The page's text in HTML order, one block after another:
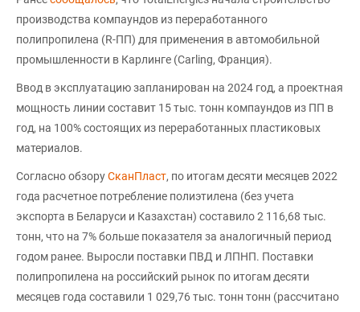
производства компаундов из переработанного
полипропилена (R-ПП) для применения в автомобильной
промышленности в Карлинге (Carling, Франция).
Ввод в эксплуатацию запланирован на 2024 год, а проектная
мощность линии составит 15 тыс. тонн компаундов из ПП в
год, на 100% состоящих из переработанных пластиковых
материалов.
Согласно обзоруСканПласт, по итогам десяти месяцев 2022
года расчетное потребление полиэтилена (без учета
экспорта в Беларуси и Казахстан) составило 2 116,68 тыс.
тонн, что на 7% больше показателя за аналогичный период
годом ранее. Выросли поставки ПВД и ЛПНП. Поставки
полипропилена на российский рынок по итогам десяти
месяцев года составили 1 029,76 тыс. тонн тонн (рассчитано